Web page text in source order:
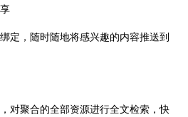
，随时随地将感兴趣的内容推送到
聚合的全部资源进行全文检索，快